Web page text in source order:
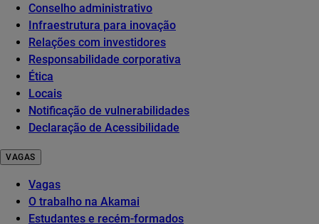
Conselho administrativo
Infraestrutura para inovação
Relações com investidores
Responsabilidade corporativa
Ética
Locais
Notificação de vulnerabilidades
Declaração de Acessibilidade
VAGAS
Vagas
O trabalho na Akamai
Estudantes e recém-formados